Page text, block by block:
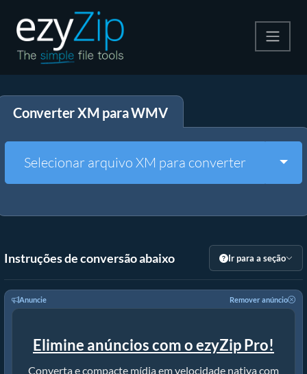
Descompactar
Outras Ferramentas
Converter XM para WMV
Selecionar arquivo XM para converter
Instruções de conversão abaixo Ir para a seção
Anuncie Remover anúncio
Elimine anúncios com o ezyZip Pro!
Converta e compacte mídia em velocidade nativa com